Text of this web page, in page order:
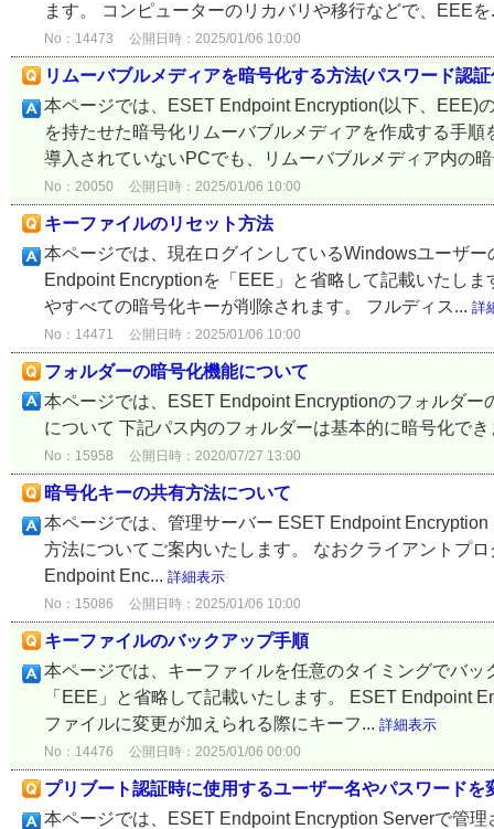
ます。 コンピューターのリカバリや移行などで、EEE
No：14473 公開日時：2025/01/06 10:00
リムーバブルメディアを暗号化する方法(パスワード認
本ページでは、ESET Endpoint Encryption(以下、EEE)
を持たせた暗号化リムーバブルメディアを作成する手
導入されていないPCでも、リムーバブルメディア内の
No：20050 公開日時：2025/01/06 10:00
キーファイルのリセット方法
本ページでは、現在ログインしているWindowsユーザ
Endpoint Encryptionを「EEE」と省略して記載いたし
やすべての暗号化キーが削除されます。 フルディス... 詳
No：14471 公開日時：2025/01/06 10:00
フォルダーの暗号化機能について
本ページでは、ESET Endpoint Encryptionのフォルダ
について 下記パス内のフォルダーは基本的に暗号化で
No：15958 公開日時：2020/07/27 13:00
暗号化キーの共有方法について
本ページでは、管理サーバー ESET Endpoint
方法についてご案内いたします。 なおクライアントプ
Endpoint Enc... 詳細表示
No：15086 公開日時：2025/01/06 10:00
キーファイルのバックアップ手順
本ページでは、キーファイルを任意のタイミングでバ
「EEE」と省略して記載いたします。 ESET Endpoint
ファイルに変更が加えられる際にキーフ... 詳細表示
No：14476 公開日時：2025/01/06 00:00
プリブート認証時に使用するユーザー名やパスワード
本ページでは、ESET Endpoint Encryption Serverで管